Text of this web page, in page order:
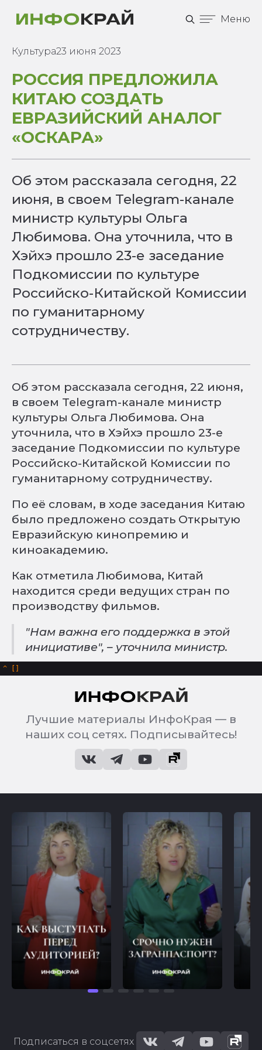
Меню
Культура23 июня 2023
РОССИЯ ПРЕДЛОЖИЛА
КИТАЮ СОЗДАТЬ
ЕВРАЗИЙСКИЙ АНАЛОГ
«ОСКАРА»
Об этом рассказала сегодня, 22
июня, в своем Telegram-канале
министр культуры Ольга
Любимова. Она уточнила, что в
Хэйхэ прошло 23-е заседание
Подкомиссии по культуре
Российско-Китайской Комиссии
по гуманитарному
сотрудничеству.
Об этом рассказала сегодня, 22 июня,
в своем Telegram-канале министр
культуры Ольга Любимова. Она
уточнила, что в Хэйхэ прошло 23-е
заседание Подкомиссии по культуре
Российско-Китайской Комиссии по
гуманитарному сотрудничеству.
По её словам, в ходе заседания Китаю
было предложено создать Открытую
Евразийскую кинопремию и
киноакадемию.
Как отметила Любимова, Китай
находится среди ведущих стран по
производству фильмов.
"Нам важна его поддержка в этой
инициативе", – уточнила министр.
^
Лучшие материалы ИнфоКрая — в
наших соц сетях. Подписывайтесь!
Подписаться в соцсетях